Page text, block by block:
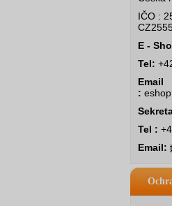
IČO :
E -
Tel:
Email
:
Tel :
Email: